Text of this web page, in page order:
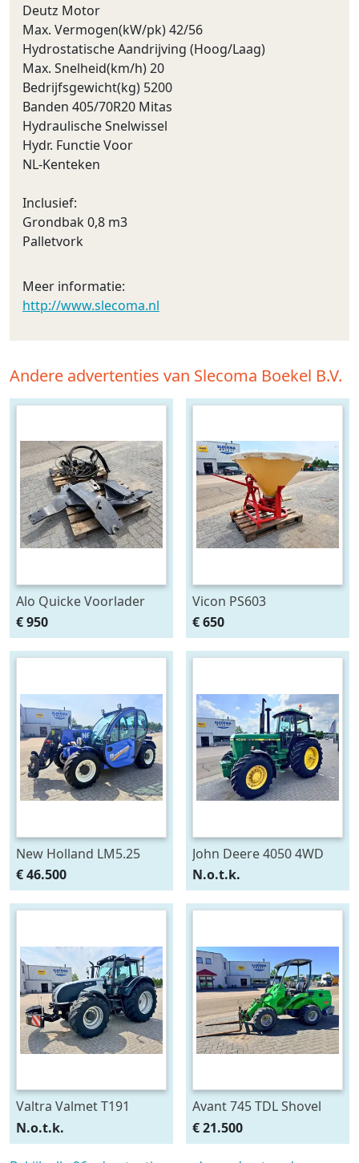
Deutz Motor
Max. Vermogen(kW/pk) 42/56
Hydrostatische Aandrijving (Hoog/Laag)
Max. Snelheid(km/h) 20
Bedrijfsgewicht(kg) 5200
Banden 405/70R20 Mitas
Hydraulische Snelwissel
Hydr. Functie Voor
NL-Kenteken
Inclusief:
Grondbak 0,8 m3
Palletvork
Meer informatie:
http://www.slecoma.nl
Andere advertenties van Slecoma Boekel B.V.
Alo Quicke Voorlader
aanbouwdelen T6000
Delta
€ 950
Vicon PS603
Pendelstrooier
€ 650
New Holland LM5.25
Verreiker
€ 46.500
John Deere 4050 4WD
N.o.t.k.
Valtra Valmet T191
HiTech
N.o.t.k.
Avant 745 TDL Shovel
€ 21.500